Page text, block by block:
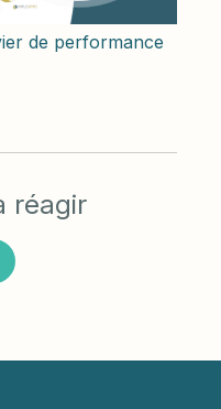
de performance
réagir